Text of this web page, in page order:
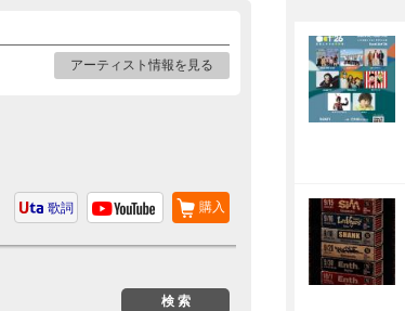
アーティスト情報を見る
購入
歌詞